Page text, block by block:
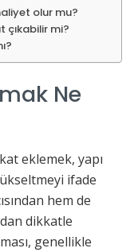
olur mu?
çıkabilir mi?
Ne
eklemek, yapı
ifade
hem de
dikkatle
genellikle